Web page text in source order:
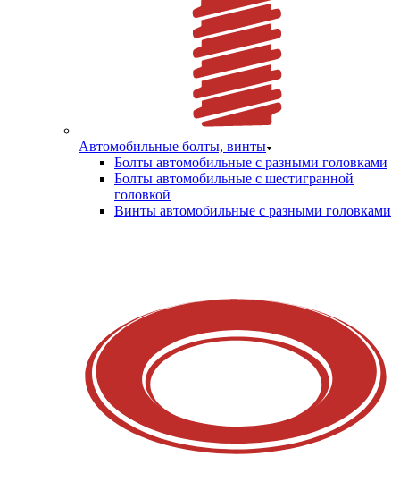
Автомобильные болты, винты
Болты автомобильные с разными головками
Болты автомобильные с шестигранной
головкой
Винты автомобильные с разными головками